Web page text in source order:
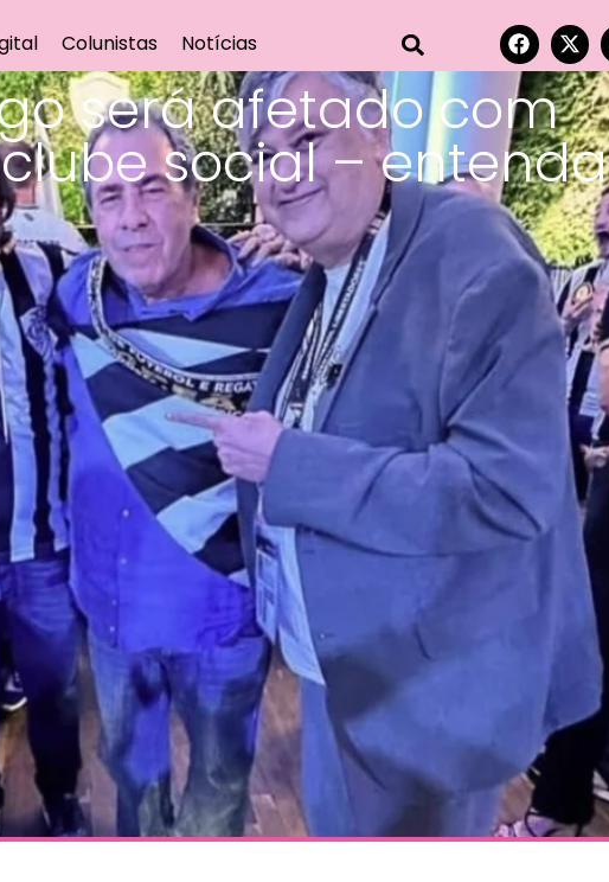
Colunistas Notícias
será afetado com
social – entenda